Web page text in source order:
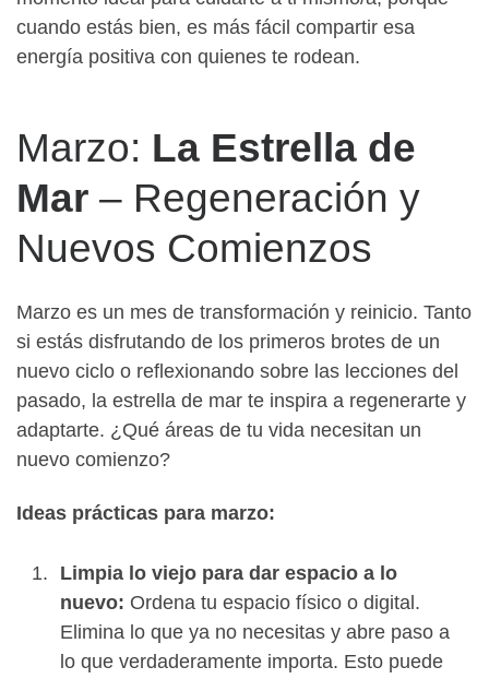
cuando estás bien, es más fácil compartir esa
energía positiva con quienes te rodean.
Marzo: La Estrella de
Mar – Regeneración y
Nuevos Comienzos
Marzo es un mes de transformación y reinicio. Tanto
si estás disfrutando de los primeros brotes de un
nuevo ciclo o reflexionando sobre las lecciones del
pasado, la estrella de mar te inspira a regenerarte y
adaptarte. ¿Qué áreas de tu vida necesitan un
nuevo comienzo?
Ideas prácticas para marzo:
Limpia lo viejo para dar espacio a lo
nuevo: Ordena tu espacio físico o digital.
Elimina lo que ya no necesitas y abre paso a
lo que verdaderamente importa. Esto puede